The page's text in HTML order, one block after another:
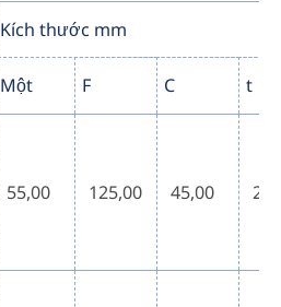
Kích thước mm
Một F C t
55,00 125,00 45,00